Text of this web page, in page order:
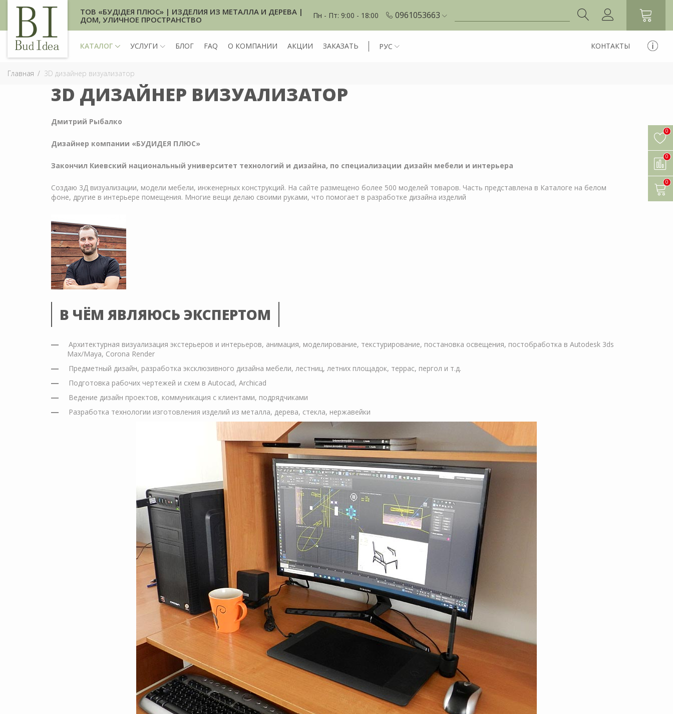
ТОВ «БУДІДЕЯ ПЛЮС» | ИЗДЕЛИЯ ИЗ МЕТАЛЛА И ДЕРЕВА |
ДОМ, УЛИЧНОЕ ПРОСТРАНСТВО
Пн - Пт: 9:00 - 18:00 0961053663
КАТАЛОГ УСЛУГИ БЛОГ FAQ О КОМПАНИИ АКЦИИ ЗАКАЗАТЬ РУС КОНТАКТЫ
Главная 3D дизайнер визуализатор
3D ДИЗАЙНЕР ВИЗУАЛИЗАТОР
Дмитрий Рыбалко
Дизайнер компании «БУДИДЕЯ ПЛЮС»
Закончил Киевский национальный университет технологий и дизайна, по специализации дизайн мебели и интерьера
Создаю 3Д визуализации, модели мебели, инженерных конструкций. На сайте размещено более 500 моделей товаров. Часть представлена в Каталоге на белом
фоне, другие в интерьере помещения. Многие вещи делаю своими руками, что помогает в разработке дизайна изделий
В ЧЁМ ЯВЛЯЮСЬ ЭКСПЕРТОМ
Архитектурная визуализация экстерьеров и интерьеров, анимация, моделирование, текстурирование, постановка освещения, постобработка в Autodesk 3ds
Max/Maya, Corona Render
Предметный дизайн, разработка эксклюзивного дизайна мебели, лестниц, летних площадок, террас, пергол и т.д.
Подготовка рабочих чертежей и схем в Autocad, Archicad
Ведение дизайн проектов, коммуникация с клиентами, подрядчиками
Разработка технологии изготовления изделий из металла, дерева, стекла, нержавейки
0
0
0